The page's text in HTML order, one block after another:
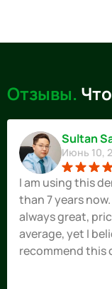
Отзывы.
Sultan
Июнь 10,
I am using this
than 7 years
always great,
average, yet I
recommend this